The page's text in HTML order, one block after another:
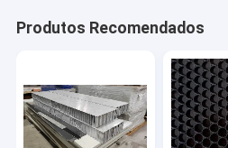
Produtos Recomendados